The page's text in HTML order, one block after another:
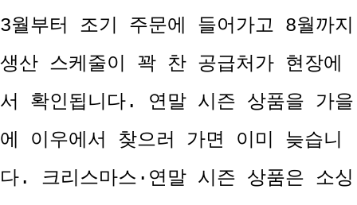
3월부터 조기 주문에 들어가고 8월까지
생산 스케줄이 꽉 찬 공급처가 현장에
서 확인됩니다. 연말 시즌 상품을 가을
에 이우에서 찾으러 가면 이미 늦습니
다. 크리스마스·연말 시즌 상품은 소싱